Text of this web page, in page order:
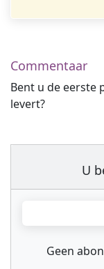
Commentaar
Bent u de eerste
levert?
U
Geen